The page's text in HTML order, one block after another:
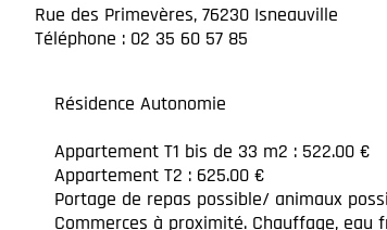
Rue des Primevères, 76230 Isneauville
Téléphone : 02 35 60 57 85
Résidence Autonomie
Appartement T1 bis de 33 m2 : 522.00 €
Appartement T2 : 625.00 €
Portage de repas possible/ animaux
Commerces à proximité. Chauffage, eau